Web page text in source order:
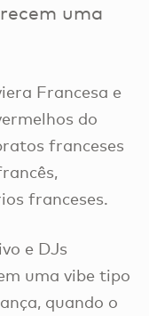
uma
Francesa e
do
franceses
franceses.
e DJs
uma vibe tipo
quando o